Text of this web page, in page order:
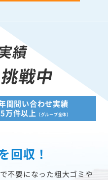
績
戦中
間問い合わせ実績
万件以上
（グループ全体）
回収！
不要になった粗大ゴミや